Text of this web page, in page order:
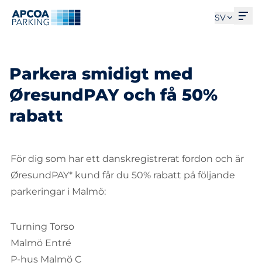
SV
Parkera smidigt med
ØresundPAY och få 50%
rabatt
För dig som har ett danskregistrerat fordon och är
ØresundPAY* kund får du 50% rabatt på följande
parkeringar i Malmö:
Turning Torso
Malmö Entré
P-hus Malmö C